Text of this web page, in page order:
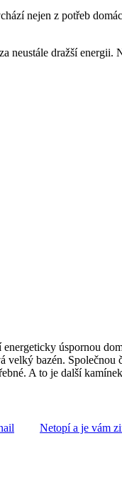
nejen z potřeb
neustále dražší energii.
úspornou
bazén. Společnou
A to je další
Netopí a je vám